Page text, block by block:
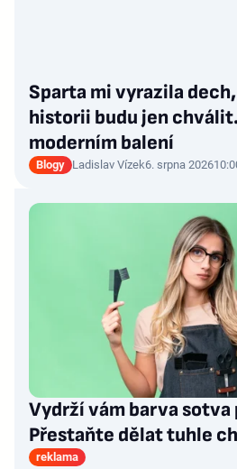
Sparta mi vyrazila
historii budu jen
moderním balení
Blogy Ladislav Vízek6. srpna 2026
Vydrží vám barva sotva
Přestaňte dělat tuhle
reklama